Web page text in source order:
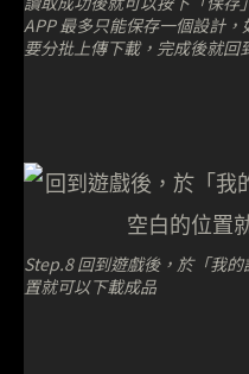
APP 最多只能保存一個設計
要分批上傳下載，完成後就回
Step.8 回到遊戲後，於「我
置就可以下載成品